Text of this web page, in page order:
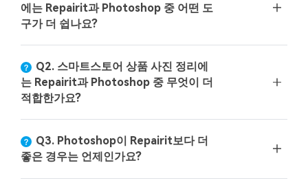
에는 Repairit과 Photoshop 중 어떤 도
구가 더 쉽나요?
Q2. 스마트스토어 상품 사진 정리에
는 Repairit과 Photoshop 중 무엇이 더
적합한가요?
Q3. Photoshop이 Repairit보다 더
좋은 경우는 언제인가요?